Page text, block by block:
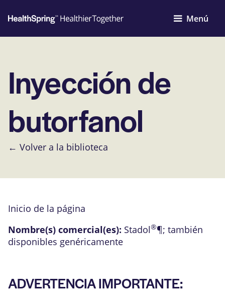
Menú
Inyección de
butorfanol
← Volver a la biblioteca
Inicio de la página
Nombre(s) comercial(es): Stadol®¶; también
disponibles genéricamente
ADVERTENCIA IMPORTANTE: